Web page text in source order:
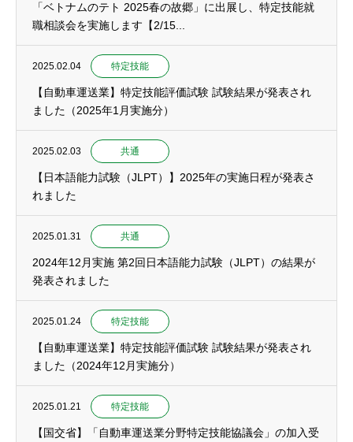
「ベトナムのテト 2025春の故郷」に出展し、特定技能就
職相談会を実施します【2/15...
2025.02.04 特定技能
【自動車運送業】特定技能評価試験 試験結果が発表され
ました（2025年1月実施分）
2025.02.03 共通
【日本語能力試験（JLPT）】2025年の実施日程が発表さ
れました
2025.01.31 共通
2024年12月実施 第2回日本語能力試験（JLPT）の結果が
発表されました
2025.01.24 特定技能
【自動車運送業】特定技能評価試験 試験結果が発表され
ました（2024年12月実施分）
2025.01.21 特定技能
【国交省】「自動車運送業分野特定技能協議会」の加入受